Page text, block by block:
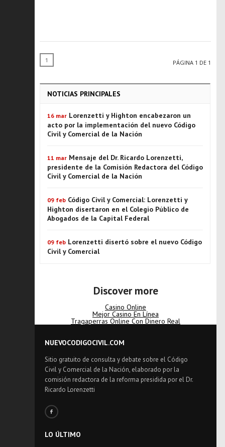
1 PÁGINA 1 DE 1
NOTICIAS PRINCIPALES
16 mar Lorenzetti y Highton encabezaron un
acto por la implementación del nuevo Código
Civil y Comercial de la Nación
11 mar Mensaje del Dr. Ricardo Lorenzetti,
presidente de la Comisión Redactora del Código
Civil y Comercial de la Nación
09 feb Código Civil y Comercial: Lorenzetti y
Highton disertaron en el Colegio Público de
Abogados de la Capital Federal
09 feb Lorenzetti disertó sobre el nuevo Código
Civil y Comercial
Discover more
Casino Online
Mejor Casino En Línea
Tragaperras Online Con Dinero Real
NUEVOCODIGOCIVIL.COM
Sitio gratuito de consulta y debate sobre el Código
Civil y Comercial de la Nación, elaborado por la
comisión redactora de la reforma presidida por el Dr.
Ricardo Lorenzetti
LO ÚLTIMO